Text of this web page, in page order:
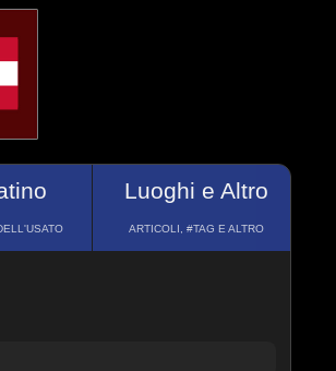
Luoghi e Altro
ARTICOLI, #TAG E ALTRO